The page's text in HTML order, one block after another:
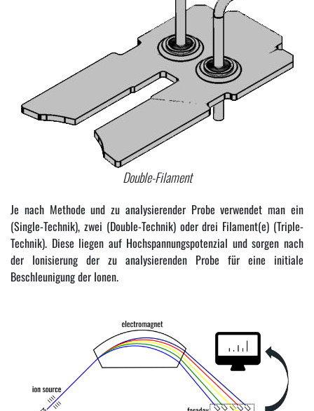
Double-Filament
Je nach Methode und zu analysierender Probe verwendet man ein
(Single-Technik), zwei (Double-Technik) oder drei Filament(e) (Triple-
Technik). Diese liegen auf Hochspannungspotenzial und sorgen nach
der Ionisierung der zu analysierenden Probe für eine initiale
Beschleunigung der Ionen.